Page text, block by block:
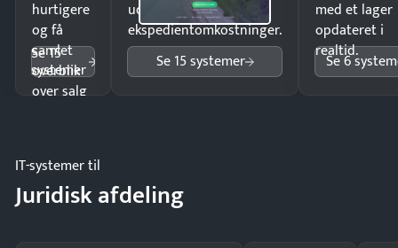
hurtigere
og få
samlet
overblik
over salg
Se 15
systemer
uden
ekspedientomkostninger.
Se 15 systemer
med et lager
opdateret i
realtid.
Se 6
IT-systemer til
Juridisk afdeling